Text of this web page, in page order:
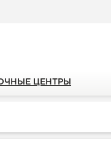
ЦЕНТРЫ